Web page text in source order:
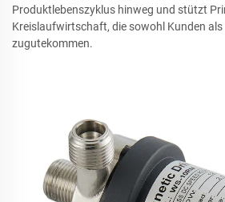
Produktlebenszyklus hinweg und stützt
Kreislaufwirtschaft, die sowohl Kunden als
zugutekommen.